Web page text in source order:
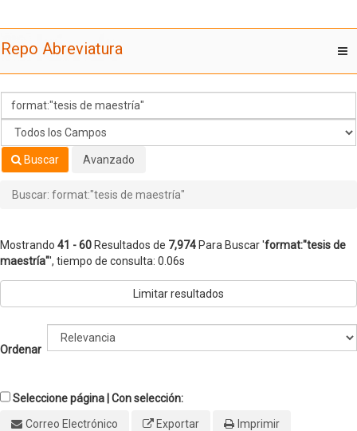
maestría"'
Repo Abreviatura
Buscar Avanzado
Buscar: format:"tesis de maestría"
Mostrando 41 - 60 Resultados de 7,974 Para Buscar 'format:"tesis de
maestría"', tiempo de consulta: 0.06s
Limitar resultados
Ordenar
Seleccione página | Con selección:
Correo Electrónico
Exportar Imprimir